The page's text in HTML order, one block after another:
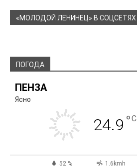
«МОЛОДОЙ ЛЕНИНЕЦ» В СОЦСЕТЯХ
ПОГОДА
ПЕНЗА
Ясно
24.9 °C
52 % 1.6kmh